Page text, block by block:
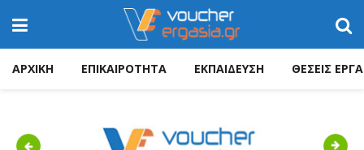
ΑΡΧΙΚΗ ΕΠΙΚΑΙΡΟΤΗΤΑ ΕΚΠΑΙΔΕΥΣΗ ΘΕΣΕΙΣ
Previous Next